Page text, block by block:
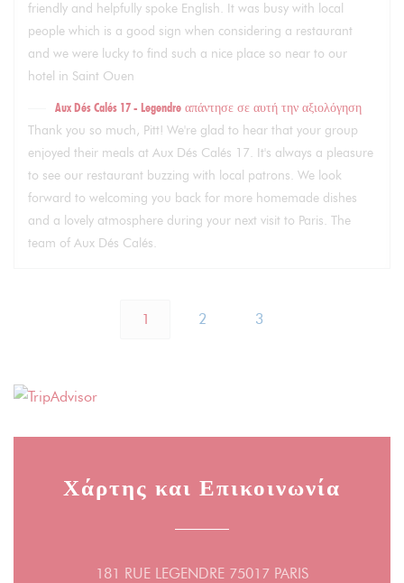
friendly and helpfully spoke English. It was busy with local
people which is a good sign when considering a restaurant
and we were lucky to find such a nice place so near to our
hotel in Saint Ouen
Aux Dés Calés 17 - Legendre απάντησε σε αυτή την αξιολόγηση
Thank you so much, Pitt! We're glad to hear that your group
enjoyed their meals at Aux Dés Calés 17. It's always a pleasure
to see our restaurant buzzing with local patrons. We look
forward to welcoming you back for more homemade dishes
and a lovely atmosphere during your next visit to Paris. The
team of Aux Dés Calés.
1 2 3
Χάρτης και Επικοινωνία
181 RUE LEGENDRE 75017 PARIS((ανοίγει σε